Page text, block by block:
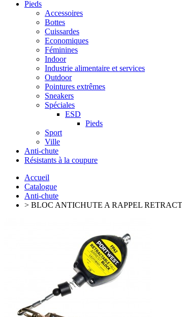
Pieds
Accessoires
Bottes
Cuissardes
Economiques
Féminines
Indoor
Industrie alimentaire et services
Outdoor
Pointures extrêmes
Sneakers
Spéciales
ESD
Pieds
Sport
Ville
Anti-chute
Résistants à la coupure
Accueil
Catalogue
Anti-chute
> BLOC ANTICHUTE A RAPPEL